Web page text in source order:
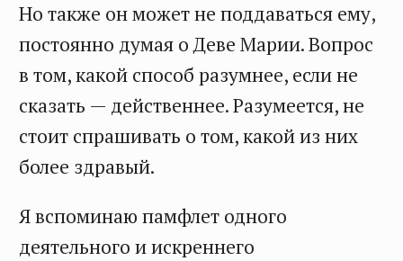
Но также он может не поддаваться ему,
постоянно думая о Деве Марии. Вопрос
в том, какой способ разумнее, если не
сказать — действеннее. Разумеется, не
стоит спрашивать о том, какой из них
более здравый.
Я вспоминаю памфлет одного
деятельного и искреннего